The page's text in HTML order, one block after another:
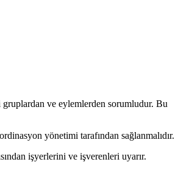
gruplardan ve eylemlerden sorumludur. Bu
yönetimi tarafından sağlanmalıdır.
işyerlerini ve işverenleri uyarır.